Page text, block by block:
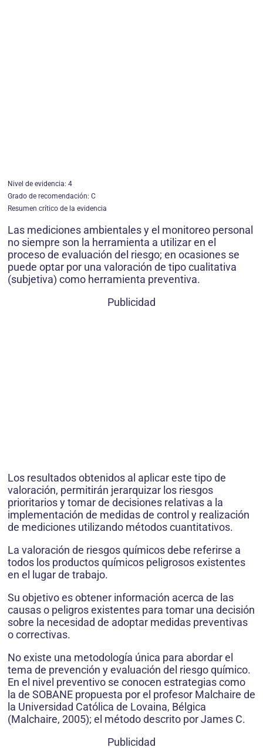
Nivel de evidencia: 4
Grado de recomendación: C
Resumen crítico de la evidencia
Las mediciones ambientales y el monitoreo personal
no siempre son la herramienta a utilizar en el
proceso de evaluación del riesgo; en ocasiones se
puede optar por una valoración de tipo cualitativa
(subjetiva) como herramienta preventiva.
Publicidad
Los resultados obtenidos al aplicar este tipo de
valoración, permitirán jerarquizar los riesgos
prioritarios y tomar de decisiones relativas a la
implementación de medidas de control y realización
de mediciones utilizando métodos cuantitativos.
La valoración de riesgos químicos debe referirse a
todos los productos químicos peligrosos existentes
en el lugar de trabajo.
Su objetivo es obtener información acerca de las
causas o peligros existentes para tomar una decisión
sobre la necesidad de adoptar medidas preventivas
o correctivas.
No existe una metodología única para abordar el
tema de prevención y evaluación del riesgo químico.
En el nivel preventivo se conocen estrategias como
la de SOBANE propuesta por el profesor Malchaire de
la Universidad Católica de Lovaina, Bélgica
(Malchaire, 2005); el método descrito por James C.
Publicidad